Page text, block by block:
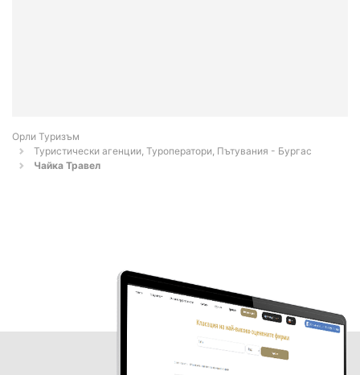
Орли Туризъм
Туристически агенции, Туроператори, Пътувания - Бургас
Чайка Травел